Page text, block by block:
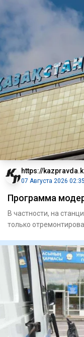
https://
07 Августа 2026 02:35
Программа
В частности, на
только